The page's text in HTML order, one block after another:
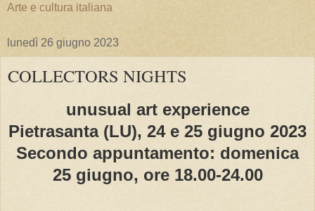
Arte e cultura italiana
lunedì 26 giugno 2023
COLLECTORS NIGHTS
unusual art experience
Pietrasanta (LU), 24 e 25 giugno 2023
Secondo appuntamento: domenica
25 giugno, ore 18.00-24.00